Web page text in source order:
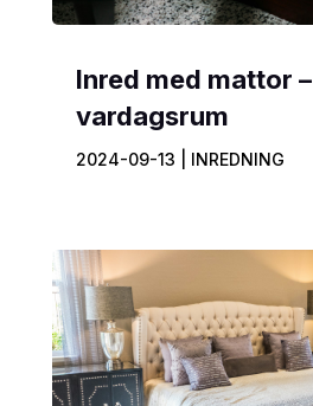
Inred med mattor –
vardagsrum
2024-09-13 INREDNING